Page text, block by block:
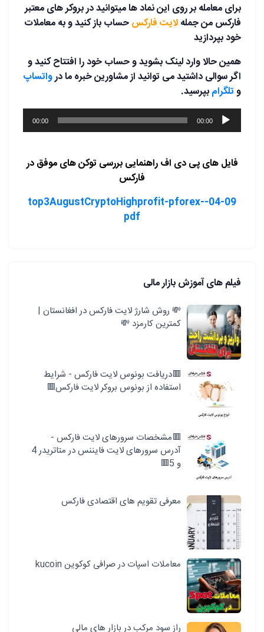
برای معامله بر روی این نماد ها میتوانید در بروکر های معتبر
فارکس من جملهلایت فارکسحساب باز کنید و به معاملات
خود بپردازید
همین حالا وارد لینک بشوید و حساب خود را افتتاح کنید و
اگر سوالی داشتید می توانید از مشاورین خبره ما درواتساپ
وتلگرامبپرسید.
پخش‌کننده
صوت
00:00
00:00
فایل های پی دی اف راهنمایی بررسی توکن های موفق در
فارکس
04-09-top3AugustCryptoHighprofit-pforex-
pdf
فیلم های آموزش بازار مالی
💸 روش شارژ لایت فارکس در افغانستان |
کمترین کارمزد 💸
🟥دریافت بونوس لایت فارکس - شرایط
استفاده از بونوس بروکر لایت فارکس🟥
🟥مشخصات سرورهای لایت فارکس -
آدرس سرورهای لایت فایننس در متاتریدر 4
و 5🟥
معرفی تقویم های اقتصادی فارکس
معاملات اسپات در صرافی کوکوین kucoin
راز سود مرکب در بازار های مالی